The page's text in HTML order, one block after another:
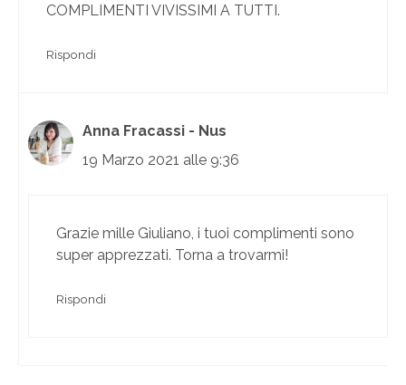
COMPLIMENTI VIVISSIMI A TUTTI.
Rispondi
Anna Fracassi - Nus
19 Marzo 2021 alle 9:36
Grazie mille Giuliano, i tuoi complimenti sono
super apprezzati. Torna a trovarmi!
Rispondi